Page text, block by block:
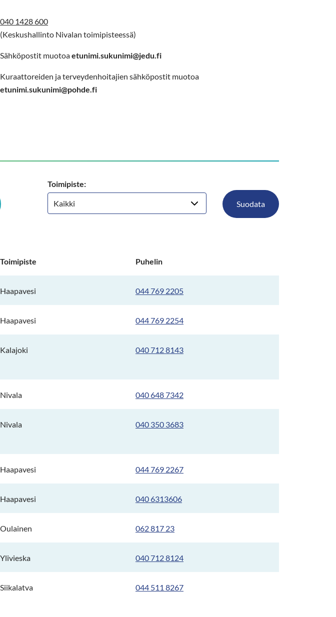
040 1428 600
(Keskushallinto Nivalan toimipisteessä)
Sähköpostit muotoaetunimi.sukunimi@jedu.fi
Kuraattoreiden ja terveydenhoitajien sähköpostit muotoa
etunimi.sukunimi@pohde.fi
Toimipiste:
Suodata
Toimipiste Puhelin
Haapavesi 044 769 2205
Haapavesi 044 769 2254
Kalajoki 040 712 8143
Nivala 040 648 7342
Nivala 040 350 3683
Haapavesi 044 769 2267
Haapavesi 040 6313606
Oulainen 062 817 23
Ylivieska 040 712 8124
Siikalatva 044 511 8267